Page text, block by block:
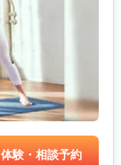
体験・相談予約